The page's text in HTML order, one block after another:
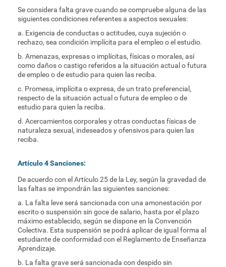
Se considera falta grave cuando se compruebe alguna de las
siguientes condiciones referentes a aspectos sexuales:
a. Exigencia de conductas o actitudes, cuya sujeción o
rechazo, sea condición implícita para el empleo o el estudio.
b. Amenazas, expresas o implícitas, físicas o morales, así
como daños o castigo referidos a la situación actual o futura
de empleo o de estudio para quien las reciba.
c. Promesa, implícita o expresa, de un trato preferencial,
respecto de la situación actual o futura de empleo o de
estudio para quien la reciba.
d. Acercamientos corporales y otras conductas físicas de
naturaleza sexual, indeseados y ofensivos para quien las
reciba.
Artículo 4 Sanciones:
De acuerdo con el Artículo 25 de la Ley, según la gravedad de
las faltas se impondrán las siguientes sanciones:
a. La falta leve será sancionada con una amonestación por
escrito o suspensión sin goce de salario, hasta por el plazo
máximo establecido, según se dispone en la Convención
Colectiva. Esta suspensión se podrá aplicar de igual forma al
estudiante de conformidad con el Reglamento de Enseñanza
Aprendizaje.
b. La falta grave será sancionada con despido sin